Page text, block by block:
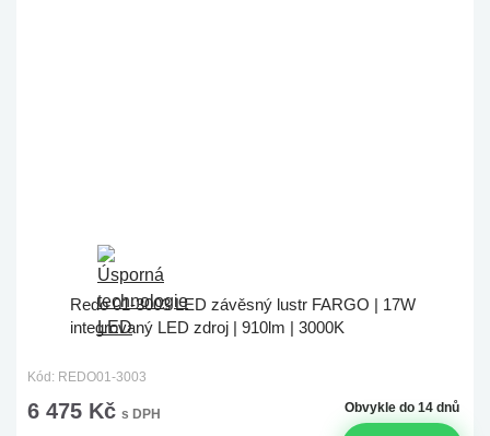
Redo 01-3003 LED závěsný lustr FARGO | 17W
integrovaný LED zdroj | 910lm | 3000K
Kód: REDO01-3003
Obvykle do 14 dnů
6 475 Kč s DPH